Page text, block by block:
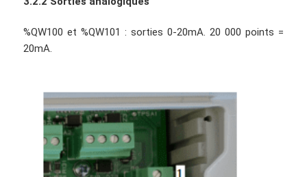
%QW100 et %QW101 : sorties 0-20mA. 20 000 points =
20mA.